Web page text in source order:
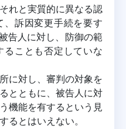
れと実質的に異なる認
、訴因変更手続を要す
告人に対し、防御の範
ることも否定していな
に対し、審判の対象を
とともに、被告人に対
機能を有するという見
るとはいえない。